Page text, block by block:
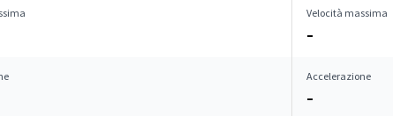
Velocità massima
–
Accelerazione
–